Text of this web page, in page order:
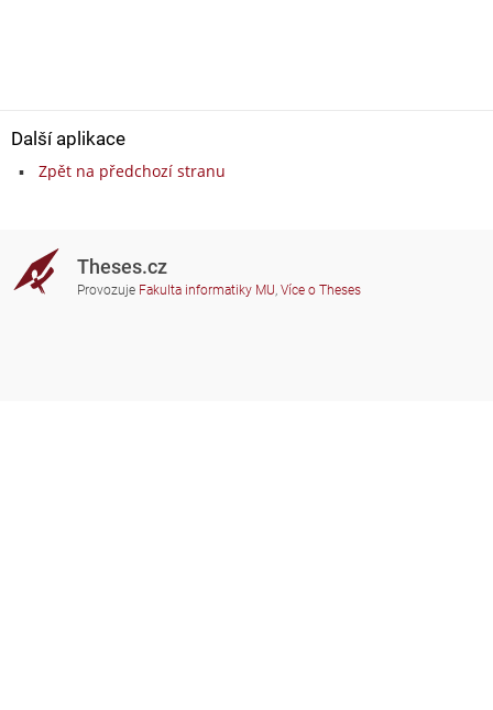
Další aplikace
Zpět na předchozí stranu
Theses.cz
Provozuje Fakulta informatiky MU, Více o Theses